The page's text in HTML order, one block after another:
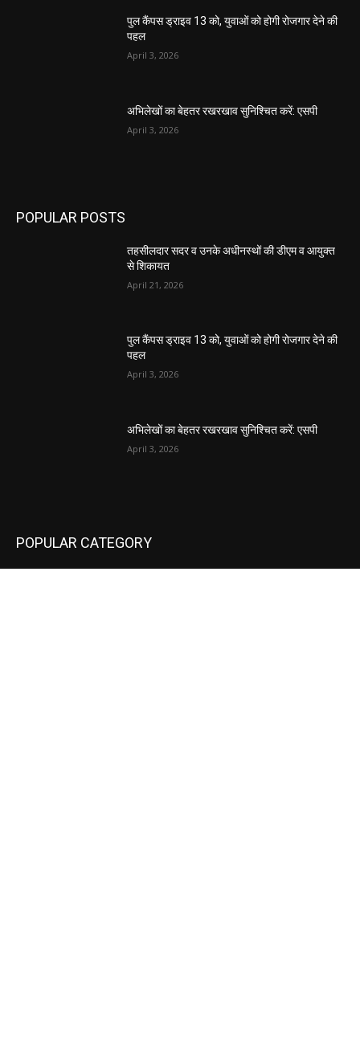
पुल कैंपस ड्राइव 13 को, युवाओं को होगी रोजगार देने की
पहल
April 3, 2026
अभिलेखों का बेहतर रखरखाव सुनिश्चित करें: एसपी
April 3, 2026
POPULAR POSTS
तहसीलदार सदर व उनके अधीनस्थों की डीएम व आयुक्त
से शिकायत
April 21, 2026
पुल कैंपस ड्राइव 13 को, युवाओं को होगी रोजगार देने की
पहल
April 3, 2026
अभिलेखों का बेहतर रखरखाव सुनिश्चित करें: एसपी
April 3, 2026
POPULAR CATEGORY